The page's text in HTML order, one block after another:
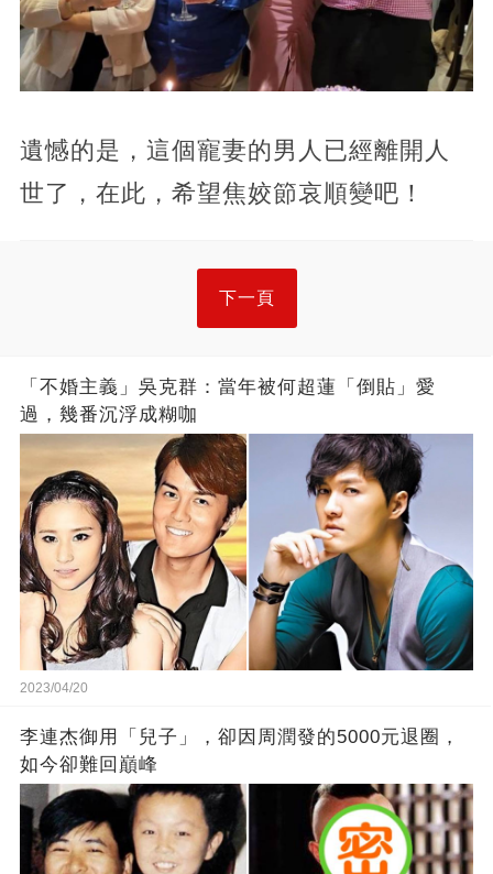
遺憾的是，這個寵妻的男人已經離開人
世了，在此，希望焦姣節哀順變吧！
下一頁
「不婚主義」吳克群：當年被何超蓮「倒貼」愛
過，幾番沉浮成糊咖
2023/04/20
李連杰御用「兒子」，卻因周潤發的5000元退圈，
如今卻難回巔峰